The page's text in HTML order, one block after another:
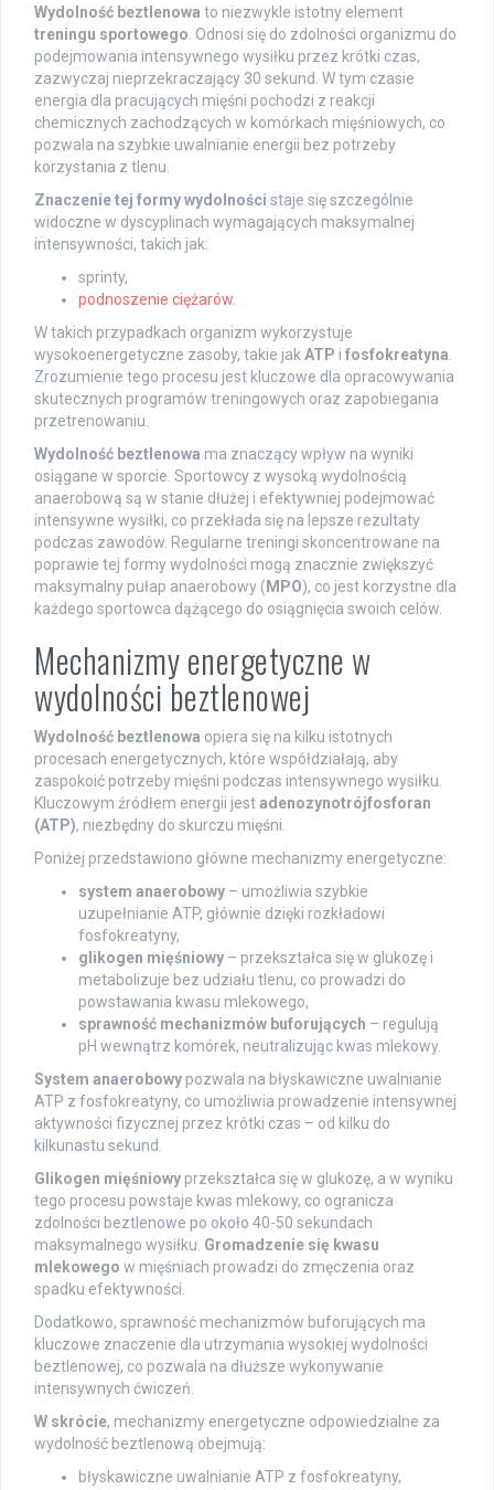
Wydolność beztlenowa to niezwykle istotny element
treningu sportowego. Odnosi się do zdolności organizmu do
podejmowania intensywnego wysiłku przez krótki czas,
zazwyczaj nieprzekraczający 30 sekund. W tym czasie
energia dla pracujących mięśni pochodzi z reakcji
chemicznych zachodzących w komórkach mięśniowych, co
pozwala na szybkie uwalnianie energii bez potrzeby
korzystania z tlenu.
Znaczenie tej formy wydolności staje się szczególnie
widoczne w dyscyplinach wymagających maksymalnej
intensywności, takich jak:
sprinty,
podnoszenie ciężarów.
W takich przypadkach organizm wykorzystuje
wysokoenergetyczne zasoby, takie jakATP i fosfokreatyna.
Zrozumienie tego procesu jest kluczowe dla opracowywania
skutecznych programów treningowych oraz zapobiegania
przetrenowaniu.
Wydolność beztlenowa ma znaczący wpływ na wyniki
osiągane w sporcie. Sportowcy z wysoką wydolnością
anaerobową są w stanie dłużej i efektywniej podejmować
intensywne wysiłki, co przekłada się na lepsze rezultaty
podczas zawodów. Regularne treningi skoncentrowane na
poprawie tej formy wydolności mogą znacznie zwiększyć
maksymalny pułap anaerobowy ( MPO), co jest korzystne dla
każdego sportowca dążącego do osiągnięcia swoich celów.
Mechanizmy energetyczne w
wydolności beztlenowej
Wydolność beztlenowa opiera się na kilku istotnych
procesach energetycznych, które współdziałają, aby
zaspokoić potrzeby mięśni podczas intensywnego wysiłku.
Kluczowym źródłem energii jestadenozynotrójfosforan
(ATP), niezbędny do skurczu mięśni.
Poniżej przedstawiono główne mechanizmy energetyczne:
system anaerobowy – umożliwia szybkie
uzupełnianie ATP, głównie dzięki rozkładowi
fosfokreatyny,
glikogen mięśniowy – przekształca się w glukozę i
metabolizuje bez udziału tlenu, co prowadzi do
powstawania kwasu mlekowego,
sprawność mechanizmów buforujących – regulują
pH wewnątrz komórek, neutralizując kwas mlekowy.
System anaerobowy pozwala na błyskawiczne uwalnianie
ATP z fosfokreatyny, co umożliwia prowadzenie intensywnej
aktywności fizycznej przez krótki czas – od kilku do
kilkunastu sekund.
Glikogen mięśniowy przekształca się w glukozę, a w wyniku
tego procesu powstaje kwas mlekowy, co ogranicza
zdolności beztlenowe po około 40-50 sekundach
maksymalnego wysiłku. Gromadzenie się kwasu
mlekowego w mięśniach prowadzi do zmęczenia oraz
spadku efektywności.
Dodatkowo, sprawność mechanizmów buforujących ma
kluczowe znaczenie dla utrzymania wysokiej wydolności
beztlenowej, co pozwala na dłuższe wykonywanie
intensywnych ćwiczeń.
W skrócie, mechanizmy energetyczne odpowiedzialne za
wydolność beztlenową obejmują:
błyskawiczne uwalnianie ATP z fosfokreatyny,